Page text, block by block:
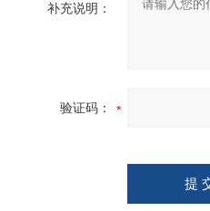
补充说明：
验证码：